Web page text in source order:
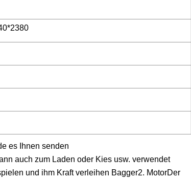
es Ihnen senden
auch zum Laden oder Kies usw. verwendet
und ihm Kraft verleihen Bagger2. MotorDer